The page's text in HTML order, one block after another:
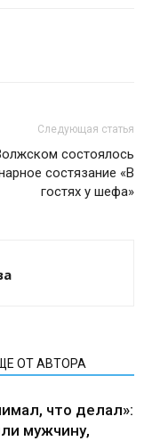
Следующая статья
состоялось
состязание «В
гостях у шефа»
ОТ АВТОРА
что делал»:
мужчину,